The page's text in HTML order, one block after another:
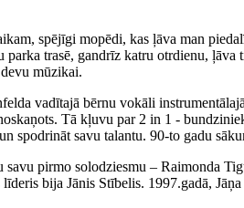
spējīgi mopēdi, kas ļāva man
trasē, gandrīz katru otrdienu,
mūzikai.
vadītajā bērnu vokāli
Tā kļuvu par 2 in 1 -
savu talantu. 90-to gadu
pirmo solodziesmu – Raimonda
bija Jānis Stībelis. 1997.gadā,